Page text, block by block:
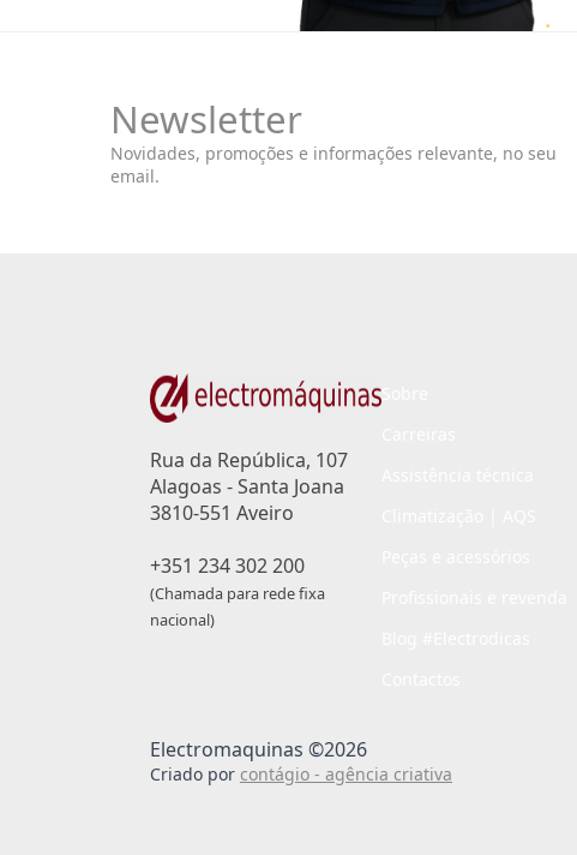
Newsletter
Novidades, promoções e informações relevante, no seu
email.
Rua da República, 107
Alagoas - Santa Joana
3810-551 Aveiro
+351 234 302 200
(Chamada para rede fixa
nacional)
Electromaquinas ©2026
Criado por contágio - agência criativa